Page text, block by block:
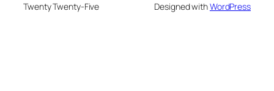
Twenty Twenty-Five Designed withWordPress